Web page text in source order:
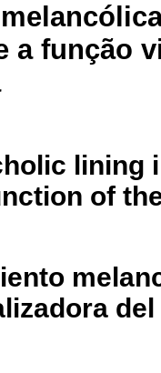
a função
lining
of